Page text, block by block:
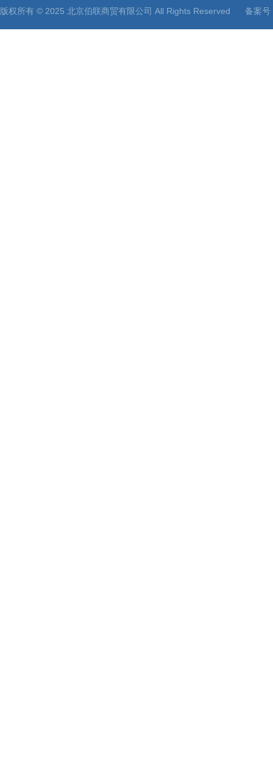
版权所有 © 2025 北京伯联商贸有限公司 All Rights Reserved 备案号